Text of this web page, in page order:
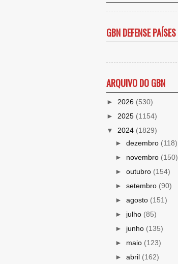
GBN DEFENSE PAÍSES
ARQUIVO DO GBN
► 2026 (530)
► 2025 (1154)
▼ 2024 (1829)
► dezembro (118)
► novembro (150)
► outubro (154)
► setembro (90)
► agosto (151)
► julho (85)
► junho (135)
► maio (123)
► abril (162)